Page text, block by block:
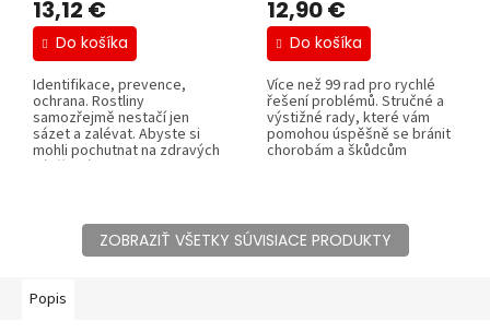
13,12 €
Do košíka
Identifikace, prevence,
ochrana. Rostliny
samozřejmě nestačí jen
sázet a zalévat. Abyste si
mohli pochutnat na zdravých
výpěstcích a aby...
12,90 €
Do košíka
Více než 99 rad pro rychlé
řešení problémů. Stručné a
výstižné rady, které vám
pomohou úspěšně se bránit
chorobám a škůdcům
ZOBRAZIŤ VŠETKY SÚVISIACE PRODUKTY
Popis